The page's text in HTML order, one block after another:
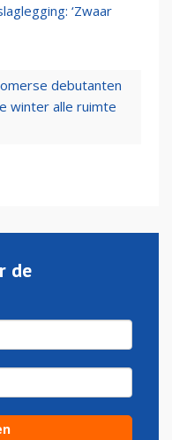
‘Zwaar
debutanten
winter alle ruimte
de